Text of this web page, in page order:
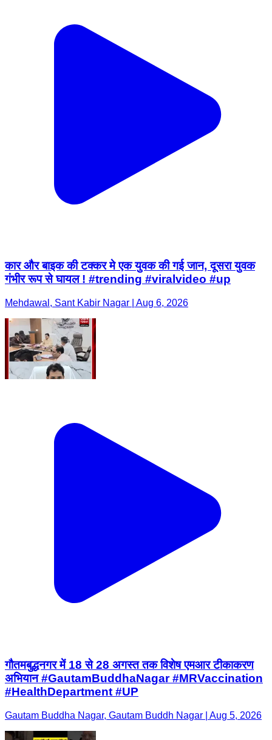
कार और बाइक की टक्कर मे एक युवक की गई जान, दूसरा युवक
गंभीर रूप से घायल ! #trending #viralvideo #up
Mehdawal, Sant Kabir Nagar | Aug 6, 2026
गौतमबुद्धनगर में 18 से 28 अगस्त तक विशेष एमआर टीकाकरण
अभियान #GautamBuddhaNagar #MRVaccination
#HealthDepartment #UP
Gautam Buddha Nagar, Gautam Buddh Nagar | Aug 5, 2026